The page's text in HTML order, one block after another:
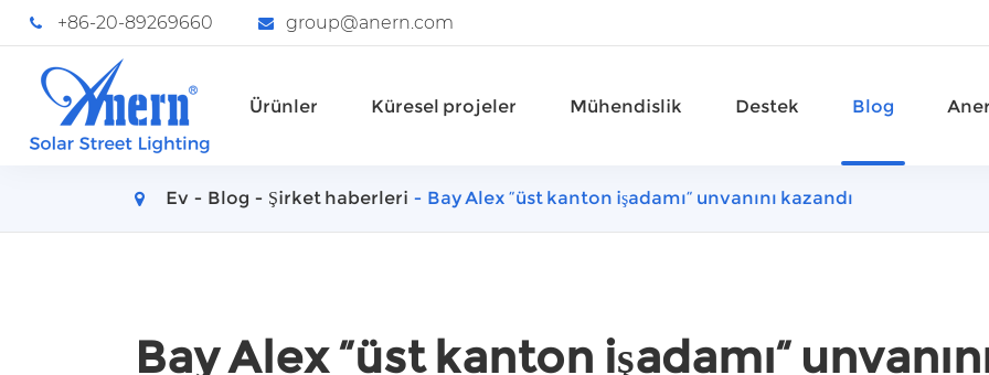
+86-20-89269660 group@anern.com
Ürünler Küresel projeler Mühendislik Destek Blog
Ev Blog Şirket haberleri Bay Alex “üst kanton işadamı” unvanını kazandı
Bay Alex “üst kanton işadamı”